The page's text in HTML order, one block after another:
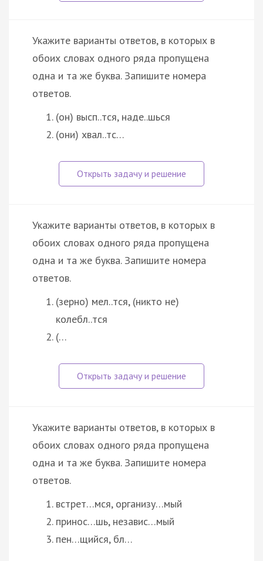
Укажите варианты ответов, в которых в
обоих словах одного ряда пропущена
одна и та же буква. Запишите номера
ответов.
(он) высп..тся, наде..шься
(они) хвал..тс…
Укажите варианты ответов, в которых в
обоих словах одного ряда пропущена
одна и та же буква. Запишите номера
ответов.
(зерно) мел..тся, (никто не)
колебл..тся
(…
Укажите варианты ответов, в которых в
обоих словах одного ряда пропущена
одна и та же буква. Запишите номера
ответов.
встрет…мся, организу…мый
принос…шь, независ…мый
пен…щийся, бл…